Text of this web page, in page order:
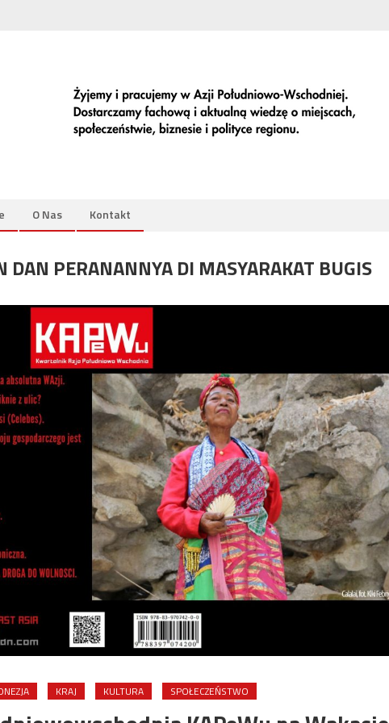
O Nas Kontakt
DAN PERANANNYA DI MASYARAKAT BUGIS
KRAJ KULTURA SPOŁECZEŃSTWO